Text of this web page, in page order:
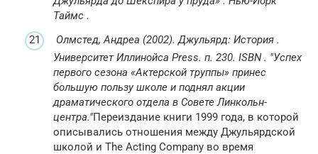
Таймс .
Олмстед, Андреа (2002).Джульярд: История .
Университет Иллинойса Press. п. 230. ISBN .
Успех
первого сезона «Актерской труппы» принес
большую пользу школе и поднял акции
драматического отдела в Совете Линкольн-
центра. Переиздание книги 1999 года, в которой
описывались отношения между Джульярдской
школой и The Acting Company во время